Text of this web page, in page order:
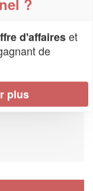
d'affaireset
de
plus